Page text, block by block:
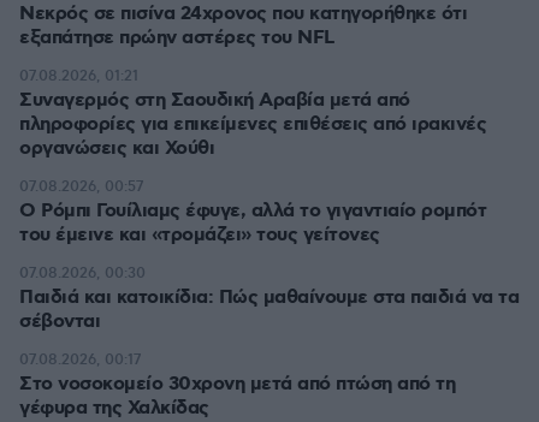
Νεκρός σε πισίνα 24χρονος που κατηγορήθηκε ότι
εξαπάτησε πρώην αστέρες του NFL
Συναγερμός στη Σαουδική Αραβία μετά από
πληροφορίες για επικείμενες επιθέσεις από ιρακινές
οργανώσεις και Χούθι
07.08.2026, 01:21
Ο Ρόμπι Γουίλιαμς έφυγε, αλλά το γιγαντιαίο ρομπότ
του έμεινε και «τρομάζει» τους γείτονες
07.08.2026, 00:57
Παιδιά και κατοικίδια: Πώς μαθαίνουμε στα παιδιά να τα
σέβονται
07.08.2026, 00:30
Στο νοσοκομείο 30χρονη μετά από πτώση από τη
γέφυρα της Χαλκίδας
07.08.2026, 00:17